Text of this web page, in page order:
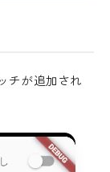
チが追加され